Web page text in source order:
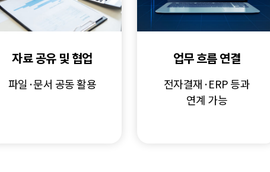
자료 공유 및 협업
파일·문서 공동 활용
업무 흐름 연결
전자결재·ERP 등과
연계 가능